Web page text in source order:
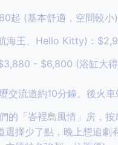
起 (基本舒適，空間較小)
海王、Hello Kitty)：
- $6,800 (浴缸大
交流道約10分鐘。後火車
的「峇裡島風情」房，按
擇少了點，晚上想追劇